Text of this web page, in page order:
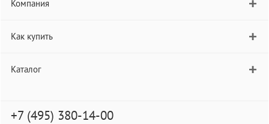
Компания
Как купить
Каталог
+7 (495) 380-14-00